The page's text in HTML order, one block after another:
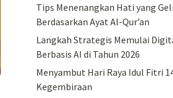
Tips Menenangkan Hati yang
Berdasarkan Ayat Al-Qur’an
Langkah Strategis Memulai
Berbasis AI di Tahun 2026
Menyambut Hari Raya Idul Fitri
Kegembiraan